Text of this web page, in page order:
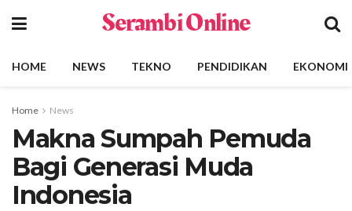
Serambi Online
HOME NEWS TEKNO PENDIDIKAN EKONOMI
Home News
Makna Sumpah Pemuda
Bagi Generasi Muda
Indonesia